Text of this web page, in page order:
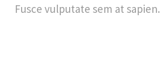
Fusce vulputate sem at sapien.